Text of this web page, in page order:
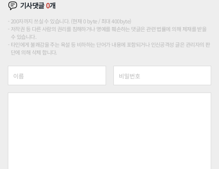
기사댓글0개
200자까지 쓰실 수 있습니다. (현재 0 byte / 최대 400byte)
저작권 등 다른 사람의 권리를 침해하거나 명예를 훼손하는 댓글은 관련 법률에 의해 제재를 받을
수 있습니다.
타인에게 불쾌감을 주는 욕설 등 비하하는 단어가 내용에 포함되거나 인신공격성 글은 관리자의 판
단에 의해 삭제 합니다.